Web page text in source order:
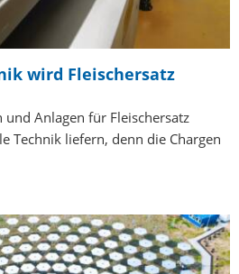
wird Fleischersatz
Anlagen für Fleischersatz
Technik liefern, denn die Chargen